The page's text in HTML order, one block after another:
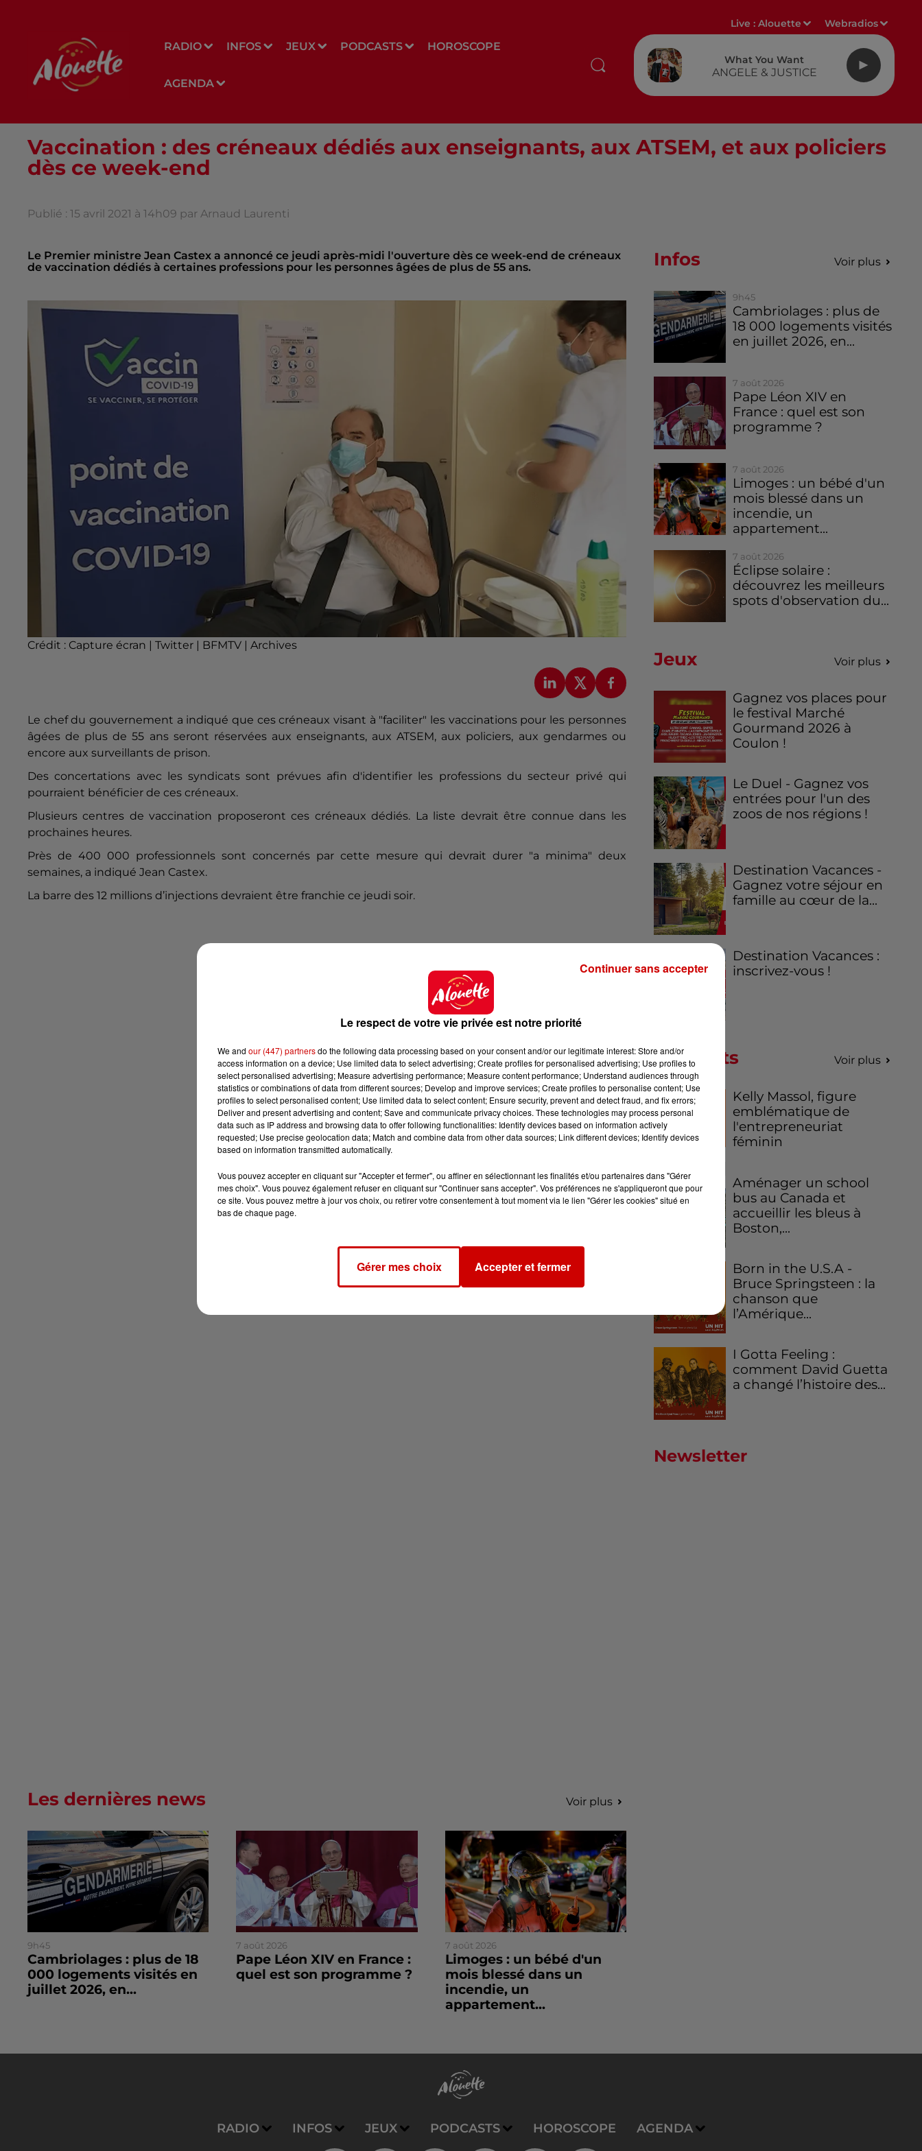
RADIO INFOS JEUX PODCASTS HOROSCOPE
AGENDA
Live :Alouette Webradios
What You Want
ANGELE & JUSTICE
Vaccination : des créneaux dédiés aux enseignants, aux ATSEM, et aux policiers
dès ce week-end
Publié : 15 avril 2021 à 14h09 par Arnaud Laurenti
Le Premier ministre Jean Castex a annoncé ce jeudi après-midi l'ouverture dès ce week-end de créneaux
de vaccination dédiés à certaines professions pour les personnes âgées de plus de 55 ans.
Crédit : Capture écran | Twitter | BFMTV | Archives
Le chef du gouvernement a indiqué que ces créneaux visant à "faciliter" les vaccinations pour les personnes
âgées de plus de 55 ans seront réservées aux enseignants, aux ATSEM, aux policiers, aux gendarmes ou
encore aux surveillants de prison.
Des concertations avec les syndicats sont prévues afin d'identifier les professions du secteur privé qui
pourraient bénéficier de ces créneaux.
Plusieurs centres de vaccination proposeront ces créneaux dédiés. La liste devrait être connue dans les
prochaines heures.
Près de 400 000 professionnels sont concernés par cette mesure qui devrait durer "a minima" deux
semaines, a indiqué Jean Castex.
La barre des 12 millions d’injections devraient être franchie ce jeudi soir.
Infos Voir plus
9h45
Cambriolages : plus de
18 000 logements visités
en juillet 2026, en...
7 août 2026
Pape Léon XIV en
France : quel est son
programme ?
7 août 2026
Limoges : un bébé d'un
mois blessé dans un
incendie, un
appartement...
7 août 2026
Éclipse solaire :
découvrez les meilleurs
spots d'observation du...
Jeux Voir plus
Gagnez vos places pour
le festival Marché
Gourmand 2026 à
Coulon !
Le Duel - Gagnez vos
entrées pour l'un des
zoos de nos régions !
Destination Vacances -
Gagnez votre séjour en
famille au cœur de la...
Destination Vacances :
inscrivez-vous !
Podcasts Voir plus
Kelly Massol, figure
emblématique de
l'entrepreneuriat
féminin
Aménager un school
bus au Canada et
accueillir les bleus à
Boston,...
Born in the U.S.A -
Bruce Springsteen : la
chanson que
l’Amérique...
I Gotta Feeling :
comment David Guetta
a changé l’histoire des...
Newsletter
Les dernières news Voir plus
9h45
Cambriolages : plus de 18
000 logements visités en
juillet 2026, en...
7 août 2026
Pape Léon XIV en France :
quel est son programme ?
7 août 2026
Limoges : un bébé d'un
mois blessé dans un
incendie, un
appartement...
RADIO INFOS JEUX PODCASTS HOROSCOPE AGENDA
Le respect de votre vie privée est notre priorité
We and our (447) partnersdo the following data processing based on your consent and/or our legitimate interest: Store and/or
access information on a device; Use limited data to select advertising; Create profiles for personalised advertising; Use profiles to
select personalised advertising; Measure advertising performance; Measure content performance; Understand audiences through
statistics or combinations of data from different sources; Develop and improve services; Create profiles to personalise content; Use
profiles to select personalised content; Use limited data to select content; Ensure security, prevent and detect fraud, and fix errors;
Deliver and present advertising and content; Save and communicate privacy choices. These technologies may process personal
data such as IP address and browsing data to offer following functionalities: Identify devices based on information actively
requested; Use precise geolocation data; Match and combine data from other data sources; Link different devices; Identify devices
based on information transmitted automatically.
Vous pouvez accepter en cliquant sur "Accepter et fermer", ou affiner en sélectionnant les finalités et/ou partenaires dans "Gérer
mes choix". Vous pouvez également refuser en cliquant sur "Continuer sans accepter". Vos préférences ne s'appliqueront que pour
ce site. Vous pouvez mettre à jour vos choix, ou retirer votre consentement à tout moment via le lien "Gérer les cookies" situé en
bas de chaque page.
Gérer mes choix Accepter et fermer
Continuer sans accepter